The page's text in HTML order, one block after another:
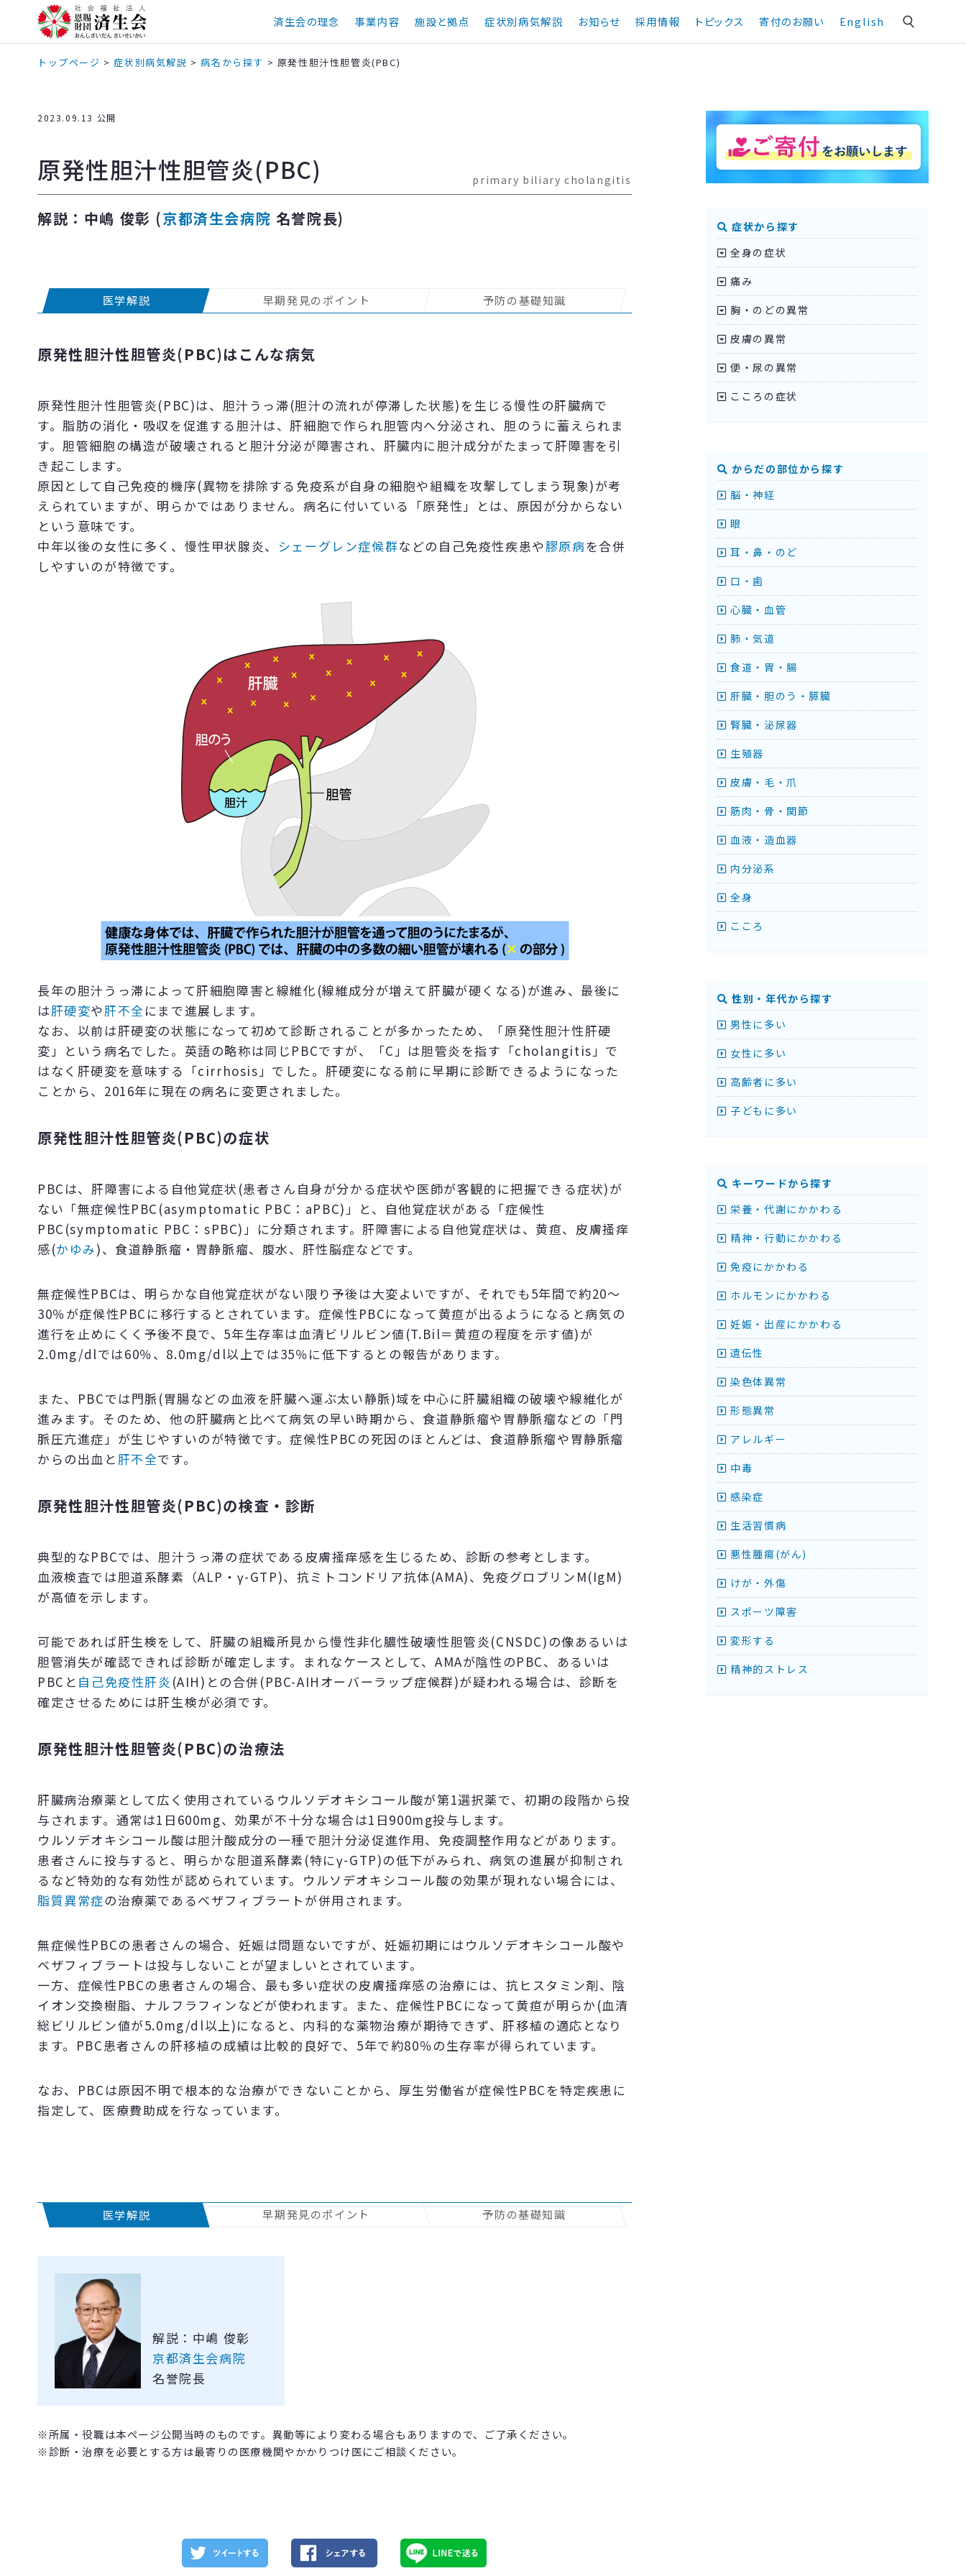
済生会の理念 事業内容 施設と拠点 症状別病気解説 お知らせ 採用情報 トピックス 寄付のお願い English
トップページ >症状別病気解説 >病名から探す > 原発性胆汁性胆管炎(PBC)
2023.09.13 公開
原発性胆汁性胆管炎(PBC) primary biliary cholangitis
解説：中嶋 俊彰 (京都済生会病院 名誉院長)
医学解説 早期発見のポイント 予防の基礎知識
原発性胆汁性胆管炎(PBC)はこんな病気
原発性胆汁性胆管炎(PBC)は、胆汁うっ滞(胆汁の流れが停滞した状態)を生じる慢性の肝臓病で
す。脂肪の消化・吸収を促進する胆汁は、肝細胞で作られ胆管内へ分泌され、胆のうに蓄えられま
す。胆管細胞の構造が破壊されると胆汁分泌が障害され、肝臓内に胆汁成分がたまって肝障害を引
き起こします。
原因として自己免疫的機序(異物を排除する免疫系が自身の細胞や組織を攻撃してしまう現象)が考
えられていますが、明らかではありません。病名に付いている「原発性」とは、原因が分からない
という意味です。
中年以後の女性に多く、慢性甲状腺炎、 シェーグレン症候群などの自己免疫性疾患や膠原病を合併
しやすいのが特徴です。
長年の胆汁うっ滞によって肝細胞障害と線維化(線維成分が増えて肝臓が硬くなる)が進み、最後に
は肝硬変や肝不全 にまで進展します。
なお、以前は肝硬変の状態になって初めて診断されることが多かったため、「原発性胆汁性肝硬
変」という病名でした。英語の略称は同じPBCですが、「C」は胆管炎を指す「cholangitis」で
はなく肝硬変を意味する「cirrhosis」でした。肝硬変になる前に早期に診断できるようになった
ことから、2016年に現在の病名に変更されました。
原発性胆汁性胆管炎(PBC)の症状
PBCは、肝障害による自他覚症状(患者さん自身が分かる症状や医師が客観的に把握できる症状)が
ない「無症候性PBC(asymptomatic PBC：aPBC)」と、自他覚症状がある「症候性
PBC(symptomatic PBC：sPBC)」に分類されます。肝障害による自他覚症状は、黄疸、皮膚掻痒
感(かゆみ)、食道静脈瘤・胃静脈瘤、腹水、肝性脳症などです。
無症候性PBCは、明らかな自他覚症状がない限り予後は大変よいですが、それでも5年間で約20～
30％が症候性PBCに移行するとされています。症候性PBCになって黄疸が出るようになると病気の
進行を止めにくく予後不良で、5年生存率は血清ビリルビン値(T.Bil＝黄疸の程度を示す値)が
2.0mg/dlでは60％、8.0mg/dl以上では35％に低下するとの報告があります。
また、PBCでは門脈(胃腸などの血液を肝臓へ運ぶ太い静脈)域を中心に肝臓組織の破壊や線維化が
進みます。そのため、他の肝臓病と比べて病気の早い時期から、食道静脈瘤や胃静脈瘤などの「門
脈圧亢進症」が生じやすいのが特徴です。症候性PBCの死因のほとんどは、食道静脈瘤や胃静脈瘤
からの出血と 肝不全です。
原発性胆汁性胆管炎(PBC)の検査・診断
典型的なPBCでは、胆汁うっ滞の症状である皮膚掻痒感を生じるため、診断の参考とします。
血液検査では胆道系酵素（ALP・γ-GTP)、抗ミトコンドリア抗体(AMA)、免疫グロブリンM(IgM)
が高値を示します。
可能であれば肝生検をして、肝臓の組織所見から慢性非化膿性破壊性胆管炎(CNSDC)の像あるいは
胆管消失が確認できれば診断が確定します。まれなケースとして、AMAが陰性のPBC、あるいは
PBCと 自己免疫性肝炎 (AIH)との合併(PBC-AIHオーバーラップ症候群)が疑われる場合は、診断を
確定させるためには肝生検が必須です。
原発性胆汁性胆管炎(PBC)の治療法
肝臓病治療薬として広く使用されているウルソデオキシコール酸が第1選択薬で、初期の段階から投
与されます。通常は1日600mg、効果が不十分な場合は1日900mg投与します。
ウルソデオキシコール酸は胆汁酸成分の一種で胆汁分泌促進作用、免疫調整作用などがあります。
患者さんに投与すると、明らかな胆道系酵素(特にγ-GTP)の低下がみられ、病気の進展が抑制され
るなど特効的な有効性が認められています。ウルソデオキシコール酸の効果が現れない場合には、
脂質異常症の治療薬であるベザフィブラートが併用されます。
無症候性PBCの患者さんの場合、妊娠は問題ないですが、妊娠初期にはウルソデオキシコール酸や
ベザフィブラートは投与しないことが望ましいとされています。
一方、症候性PBCの患者さんの場合、最も多い症状の皮膚掻痒感の治療には、抗ヒスタミン剤、陰
イオン交換樹脂、ナルフラフィンなどが使われます。また、症候性PBCになって黄疸が明らか(血清
総ビリルビン値が5.0mg/dl以上)になると、内科的な薬物治療が期待できず、肝移植の適応となり
ます。PBC患者さんの肝移植の成績は比較的良好で、5年で約80％の生存率が得られています。
なお、PBCは原因不明で根本的な治療ができないことから、厚生労働省が症候性PBCを特定疾患に
指定して、医療費助成を行なっています。
医学解説 早期発見のポイント 予防の基礎知識
解説：中嶋 俊彰
京都済生会病院
名誉院長
※所属・役職は本ページ公開当時のものです。異動等により変わる場合もありますので、ご了承ください。
※診断・治療を必要とする方は最寄りの医療機関やかかりつけ医にご相談ください。
症状から探す
全身の症状
痛み
胸・のどの異常
皮膚の異常
便・尿の異常
こころの症状
からだの部位から探す
脳・神経
眼
耳・鼻・のど
口・歯
心臓・血管
肺・気道
食道・胃・腸
肝臓・胆のう・膵臓
腎臓・泌尿器
生殖器
皮膚・毛・爪
筋肉・骨・関節
血液・造血器
内分泌系
全身
こころ
性別・年代から探す
男性に多い
女性に多い
高齢者に多い
子どもに多い
キーワードから探す
栄養・代謝にかかわる
精神・行動にかかわる
免疫にかかわる
ホルモンにかかわる
妊娠・出産にかかわる
遺伝性
染色体異常
形態異常
アレルギー
中毒
感染症
生活習慣病
悪性腫瘍(がん)
けが・外傷
スポーツ障害
変形する
精神的ストレス